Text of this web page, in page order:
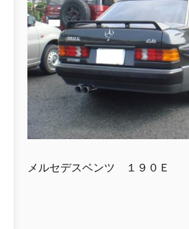
メルセデスベンツ １９０Ｅ